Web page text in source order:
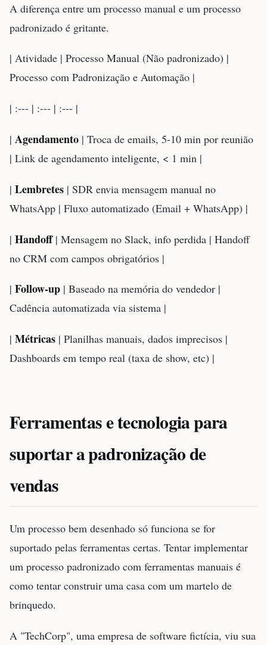
A diferença entre um processo manual e um processo
padronizado é gritante.
| Atividade | Processo Manual (Não padronizado) |
Processo com Padronização e Automação |
| :--- | :--- | :--- |
| Agendamento | Troca de emails, 5-10 min por reunião
| Link de agendamento inteligente, < 1 min |
| Lembretes | SDR envia mensagem manual no
WhatsApp | Fluxo automatizado (Email + WhatsApp) |
| Handoff| Mensagem no Slack, info perdida | Handoff
no CRM com campos obrigatórios |
| Follow-up | Baseado na memória do vendedor |
Cadência automatizada via sistema |
| Métricas | Planilhas manuais, dados imprecisos |
Dashboards em tempo real (taxa de show, etc) |
Ferramentas e tecnologia para
suportar a padronização de
vendas
Um processo bem desenhado só funciona se for
suportado pelas ferramentas certas. Tentar implementar
um processo padronizado com ferramentas manuais é
como tentar construir uma casa com um martelo de
brinquedo.
A "TechCorp", uma empresa de software fictícia, viu sua